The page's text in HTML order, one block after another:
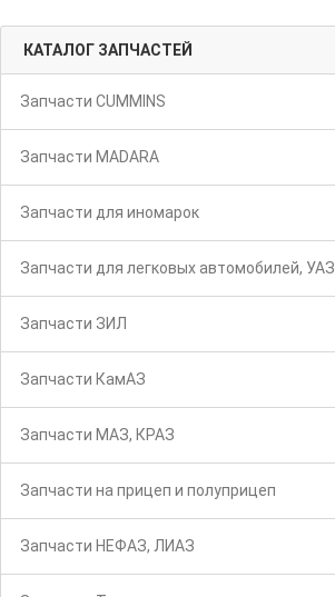
КАТАЛОГ ЗАПЧАСТЕЙ
Запчасти CUMMINS
Запчасти MADARA
Запчасти для иномарок
Запчасти для легковых автомобилей, УАЗ
Запчасти ЗИЛ
Запчасти КамАЗ
Запчасти МАЗ, КРАЗ
Запчасти на прицеп и полуприцеп
Запчасти НЕФАЗ, ЛИАЗ